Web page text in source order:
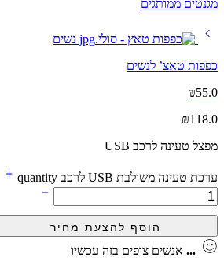
מגנטים ממותגים
כפפות טאצ’ לנשים
₪55.0
₪118.0
מפצל טעינה לרכב USB
ערכת טעינה משולבת USB לרכב quantity
... אנשים צופים בזה עכשיו